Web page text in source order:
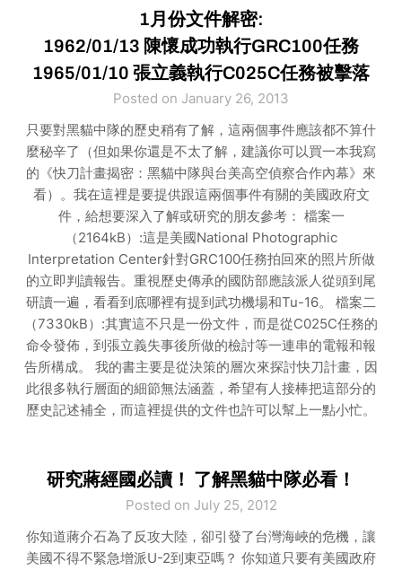
1月份文件解密:
1962/01/13 陳懷成功執行GRC100任務
1965/01/10 張立義執行C025C任務被擊落
Posted on January 26, 2013
只要對黑貓中隊的歷史稍有了解，這兩個事件應該都不算什
麼秘辛了（但如果你還是不太了解，建議你可以買一本我寫
的《快刀計畫揭密：黑貓中隊與台美高空偵察合作內幕》來
看）。我在這裡是要提供跟這兩個事件有關的美國政府文
件，給想要深入了解或研究的朋友參考： 檔案一
（2164kB）:這是美國National Photographic
Interpretation Center針對GRC100任務拍回來的照片所做
的立即判讀報告。重視歷史傳承的國防部應該派人從頭到尾
研讀一遍，看看到底哪裡有提到武功機場和Tu-16。 檔案二
（7330kB）:其實這不只是一份文件，而是從C025C任務的
命令發佈，到張立義失事後所做的檢討等一連串的電報和報
告所構成。 我的書主要是從決策的層次來探討快刀計畫，因
此很多執行層面的細節無法涵蓋，希望有人接棒把這部分的
歷史記述補全，而這裡提供的文件也許可以幫上一點小忙。
研究蔣經國必讀！ 了解黑貓中隊必看！
Posted on July 25, 2012
你知道蔣介石為了反攻大陸，卻引發了台灣海峽的危機，讓
美國不得不緊急增派U-2到東亞嗎？ 你知道只要有美國政府